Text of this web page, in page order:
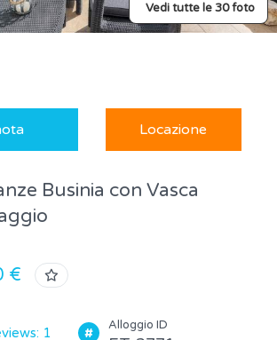
Vedi tutte le 30 foto
Locazione
Businia con Vasca
€
1 Alloggio ID